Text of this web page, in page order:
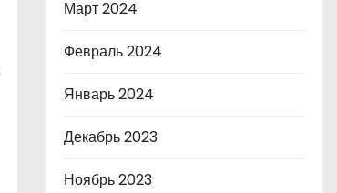
Март 2024
Февраль 2024
Январь 2024
Декабрь 2023
Ноябрь 2023